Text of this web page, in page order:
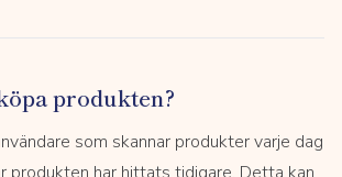
produkten?
som skannar produkter varje dag